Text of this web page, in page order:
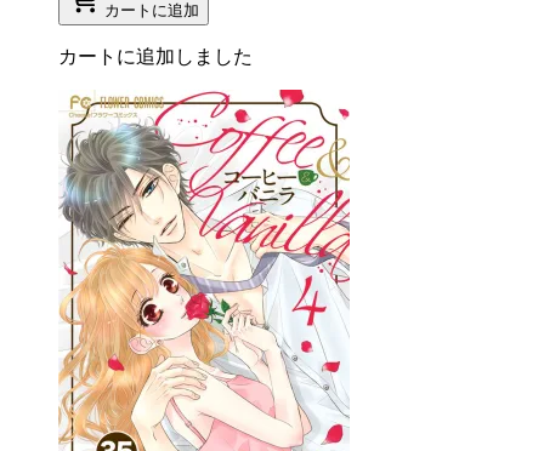
カートに追加
カートに追加しました